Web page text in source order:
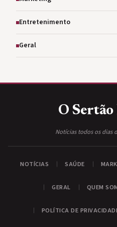
Entretenimento
Geral
O Sertão
Notícias todos os dias
NOTÍCIAS SAÚDE
GERAL QUEM
POLÍTICA DE